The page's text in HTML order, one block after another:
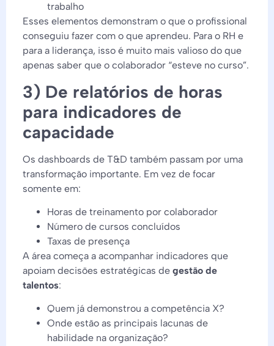
trabalho
Esses elementos demonstram o que o profissional
conseguiu fazer com o que aprendeu. Para o RH e
para a liderança, isso é muito mais valioso do que
apenas saber que o colaborador “esteve no curso”.
3) De relatórios de horas
para indicadores de
capacidade
Os dashboards de T&D também passam por uma
transformação importante. Em vez de focar
somente em:
Horas de treinamento por colaborador
Número de cursos concluídos
Taxas de presença
A área começa a acompanhar indicadores que
apoiam decisões estratégicas de gestão de
talentos:
Quem já demonstrou a competência X?
Onde estão as principais lacunas de
habilidade na organização?